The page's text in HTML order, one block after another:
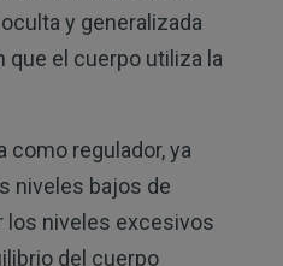
y generalizada
que el cuerpo utiliza la
como regulador, ya
niveles bajos de
los niveles excesivos
del cuerpo